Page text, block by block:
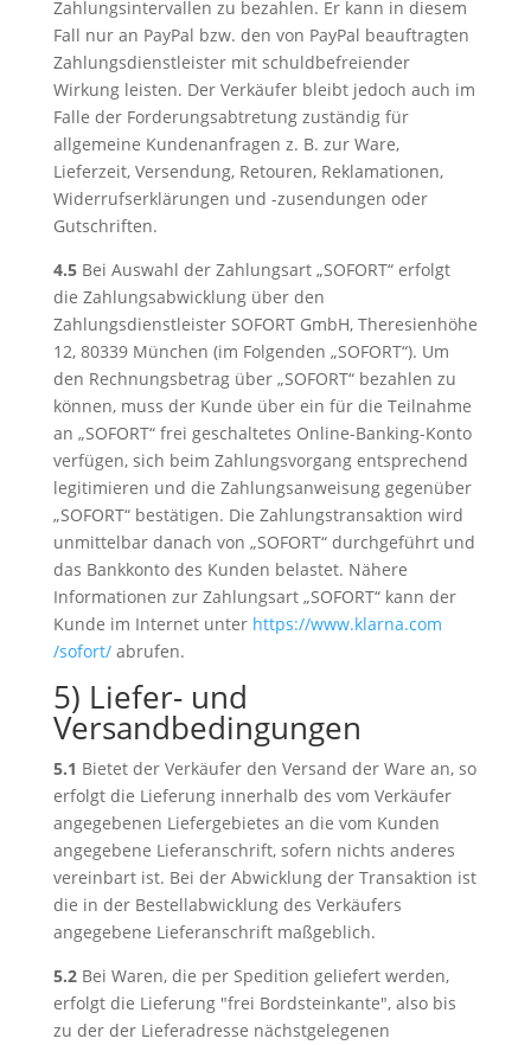
Zahlungsintervallen zu bezahlen. Er kann in diesem
Fall nur an PayPal bzw. den von PayPal beauftragten
Zahlungsdienstleister mit schuldbefreiender
Wirkung leisten. Der Verkäufer bleibt jedoch auch im
Falle der Forderungsabtretung zuständig für
allgemeine Kundenanfragen z. B. zur Ware,
Lieferzeit, Versendung, Retouren, Reklamationen,
Widerrufserklärungen und -zusendungen oder
Gutschriften.
4.5Bei Auswahl der Zahlungsart „SOFORT“ erfolgt
die Zahlungsabwicklung über den
Zahlungsdienstleister SOFORT GmbH, Theresienhöhe
12, 80339 München (im Folgenden „SOFORT“). Um
den Rechnungsbetrag über „SOFORT“ bezahlen zu
können, muss der Kunde über ein für die Teilnahme
an „SOFORT“ frei geschaltetes Online-Banking-Konto
verfügen, sich beim Zahlungsvorgang entsprechend
legitimieren und die Zahlungsanweisung gegenüber
„SOFORT“ bestätigen. Die Zahlungstransaktion wird
unmittelbar danach von „SOFORT“ durchgeführt und
das Bankkonto des Kunden belastet. Nähere
Informationen zur Zahlungsart „SOFORT“ kann der
Kunde im Internet unter https://www.klarna.com
/sofort/abrufen.
5) Liefer- und
Versandbedingungen
5.1 Bietet der Verkäufer den Versand der Ware an, so
erfolgt die Lieferung innerhalb des vom Verkäufer
angegebenen Liefergebietes an die vom Kunden
angegebene Lieferanschrift, sofern nichts anderes
vereinbart ist. Bei der Abwicklung der Transaktion ist
die in der Bestellabwicklung des Verkäufers
angegebene Lieferanschrift maßgeblich.
5.2Bei Waren, die per Spedition geliefert werden,
erfolgt die Lieferung "frei Bordsteinkante", also bis
zu der der Lieferadresse nächstgelegenen